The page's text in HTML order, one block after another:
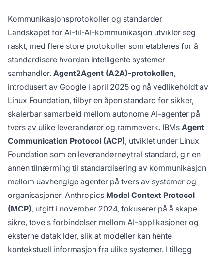
Kommunikasjonsprotokoller og standarder
Landskapet for AI-til-AI-kommunikasjon utvikler seg
raskt, med flere store protokoller som etableres for å
standardisere hvordan intelligente systemer
samhandler. Agent2Agent (A2A)-protokollen,
introdusert av Google i april 2025 og nå vedlikeholdt av
Linux Foundation, tilbyr en åpen standard for sikker,
skalerbar samarbeid mellom autonome AI-agenter på
tvers av ulike leverandører og rammeverk. IBMs Agent
Communication Protocol (ACP), utviklet under Linux
Foundation som en leverandørnøytral standard, gir en
annen tilnærming til standardisering av kommunikasjon
mellom uavhengige agenter på tvers av systemer og
organisasjoner. Anthropics Model Context Protocol
(MCP), utgitt i november 2024, fokuserer på å skape
sikre, toveis forbindelser mellom AI-applikasjoner og
eksterne datakilder, slik at modeller kan hente
kontekstuell informasjon fra ulike systemer. I tillegg